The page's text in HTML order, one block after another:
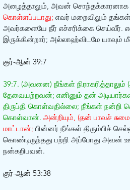
அழைத்தாலும், அவன் சொந்தக்காரனாக
கொள்ளப்படாது; எவர் மறைவிலும்
அவர்களையே நீர் எச்சரிக்கை செய்வீர்.
இருக்கின்றார்; அல்லாஹ்விடமே யாவும்
குர்-ஆன் 39:7
39:7. (அவனை) நீங்கள்
தேவையற்றவன்; எனினும் தன்
திருப்தி கொள்வதில்லை; நீங்கள் நன்றி
கொள்வான். அன்றியும், (தன் பாவச்
மாட்டான்; பின்னர் நீங்கள் திரும்பிச்
கொண்டிருந்தது பற்றி அப்போது அவன்
நன்கறிபவன்.
குர்-ஆன் 53:38